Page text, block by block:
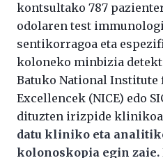
kontsultako 787
odolaren test
sentikorragoa eta
koloneko minbizia
Batuko National
Excellencek (NICE) edo
dituzten irizpide
datu kliniko eta
kolonoskopia egin zaie.